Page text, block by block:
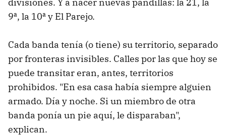
9ª, la 10ª y El Parejo.
Cada banda tenía (o tiene) su territorio, separado
por fronteras invisibles. Calles por las que hoy se
puede transitar eran, antes, territorios
prohibidos. "En esa casa había siempre alguien
armado. Día y noche. Si un miembro de otra
banda ponía un pie aquí, le disparaban",
explican.